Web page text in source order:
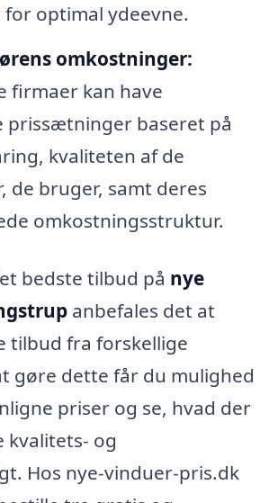
optimal ydeevne.
omkostninger:
firmaer kan have
prissætninger baseret på
kvaliteten af de
de bruger, samt deres
omkostningsstruktur.
bedste tilbud på nye
anbefales det at
tilbud fra forskellige
gøre dette får du mulighed
priser og se, hvad der
kvalitets- og
Hos nye-vinduer-pris.dk